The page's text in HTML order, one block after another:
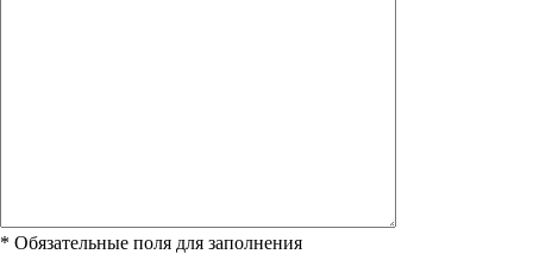
* Обязательные поля для заполнения